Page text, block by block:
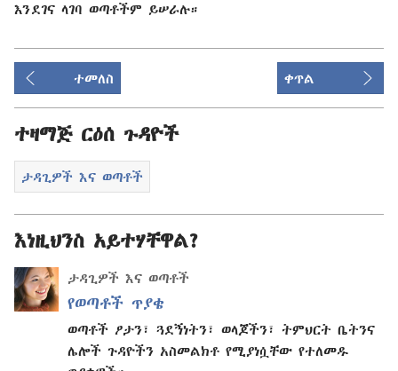
እንደገና ላገባ ወጣቶችም ይሠራሉ።
ተመለስ ቀጥል
ተዛማጅ ርዕሰ ጉዳዮች
ታዳጊዎች እና ወጣቶች
እነዚህንስ አይተሃቸዋል?
ታዳጊዎች እና ወጣቶች
የወጣቶች ጥያቄ
ወጣቶች ፆታን፣ ጓደኝነትን፣ ወላጆችን፣ ትምህርት ቤትንና
ሌሎች ጉዳዮችን አስመልክቶ የሚያነሷቸው የተለመዱ